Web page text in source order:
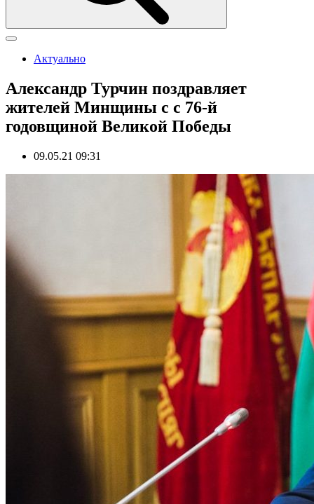
Актуально
Александр Турчин поздравляет
жителей Минщины с с 76-й
годовщиной Великой Победы
09.05.21 09:31